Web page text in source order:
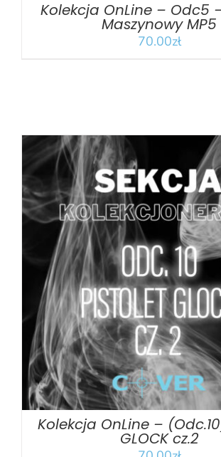
Kolekcja OnLine – Odc5
Maszynowy MP5
70.00zł
DODAJ DO KOSZYKA
Kolekcja OnLine –
GLOCK cz.2